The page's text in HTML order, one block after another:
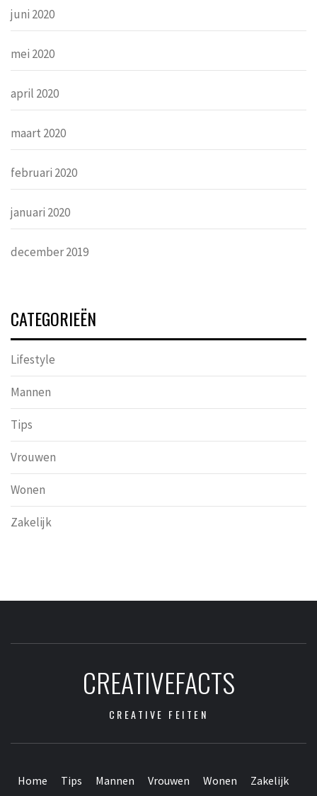
juni 2020
mei 2020
april 2020
maart 2020
februari 2020
januari 2020
december 2019
CATEGORIEËN
Lifestyle
Mannen
Tips
Vrouwen
Wonen
Zakelijk
CREATIVEFACTS
CREATIVE FEITEN
Home Tips Mannen Vrouwen Wonen Zakelijk